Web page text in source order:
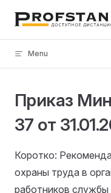
Skip to content
Menu
Приказ
37 от
Коротко:
охраны труда в
работников службы